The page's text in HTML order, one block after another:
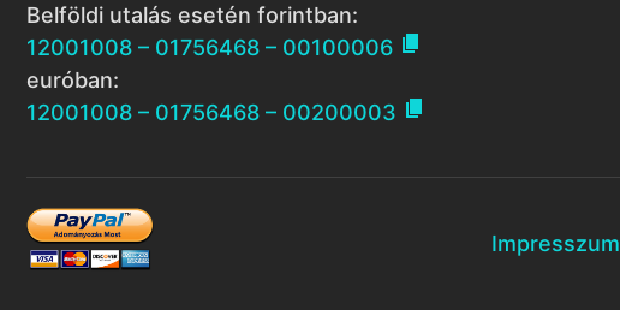
Belföldi utalás esetén forintban:
12001008 – 01756468 – 00100006 
euróban:
12001008 – 01756468 – 00200003 
Impresszum